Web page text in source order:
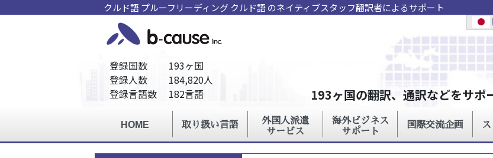
クルド語 プルーフリーディング クルド語 のネイティブスタッフ翻訳者によるサポート